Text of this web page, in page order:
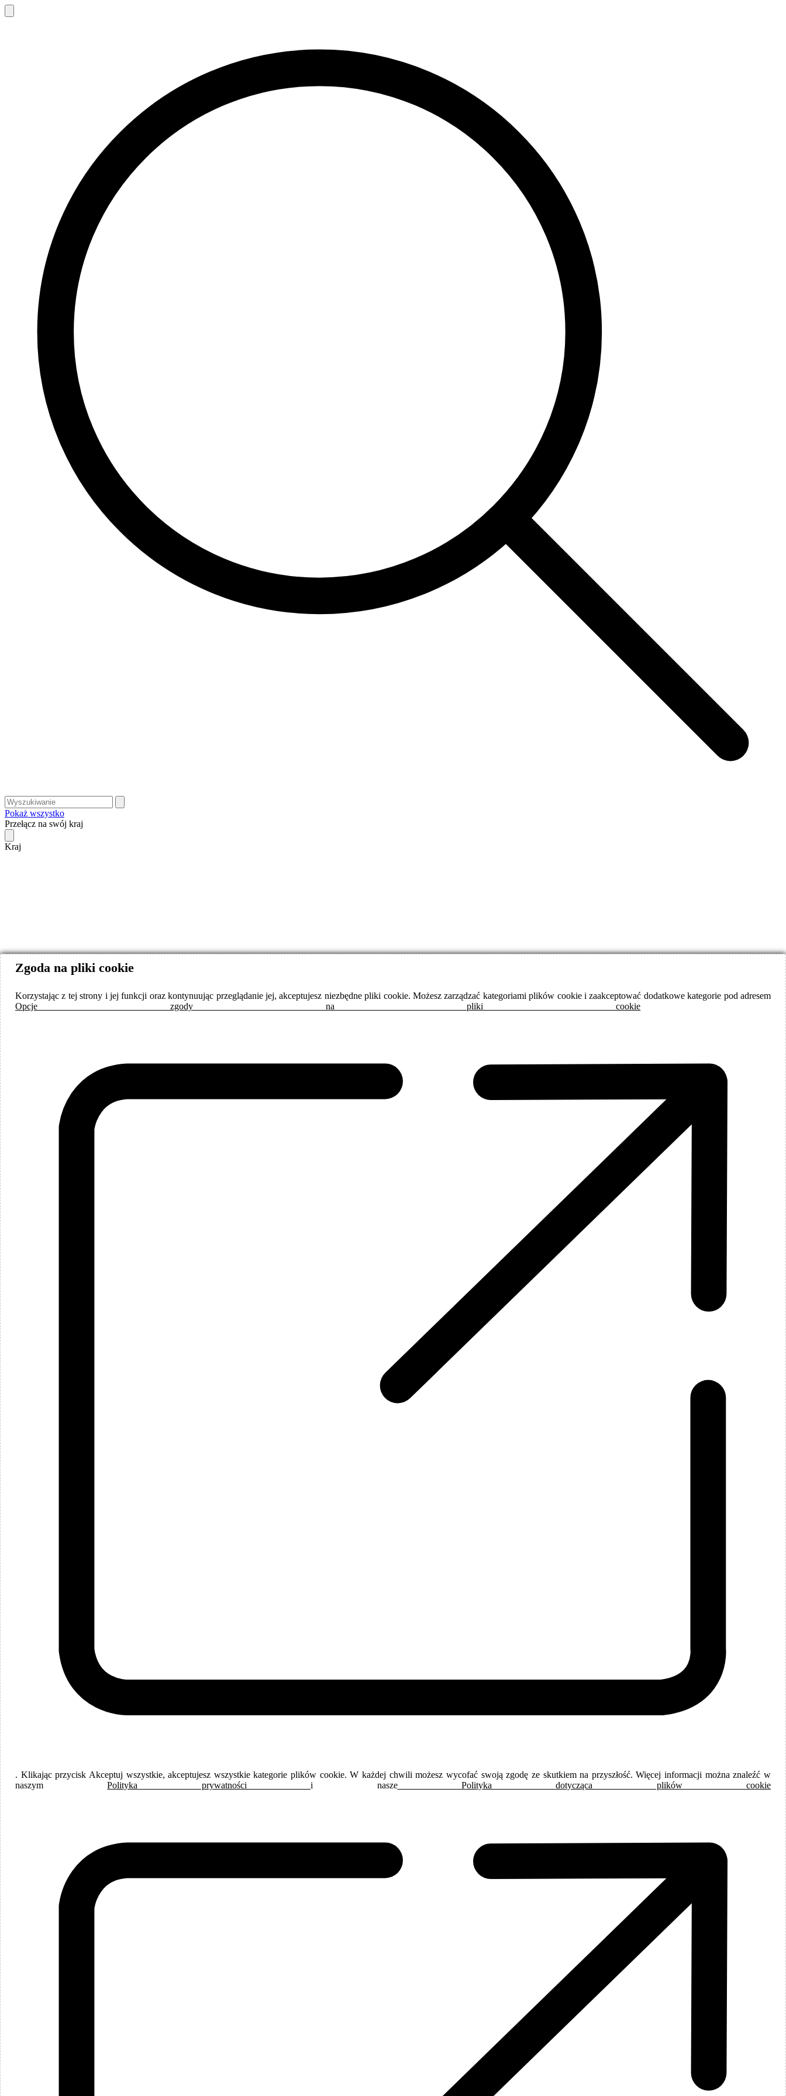
Pokaż wszystko
Przełącz na swój kraj
Kraj
Zgoda na pliki cookie
Korzystając z tej strony i jej funkcji oraz kontynuując przeglądanie jej, akceptujesz niezbędne pliki cookie. Możesz zarządzać kategoriami plików cookie i zaakceptować dodatkowe kategorie pod adresem
Opcje zgody na pliki cookie
. Klikając przycisk Akceptuj wszystkie, akceptujesz wszystkie kategorie plików cookie. W każdej chwili możesz wycofać swoją zgodę ze skutkiem na przyszłość. Więcej informacji można znaleźć w
naszymPolityka prywatnościi naszePolityka dotycząca plików cookie